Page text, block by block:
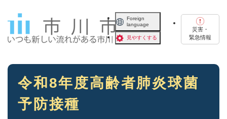
Foreign
language
見やすくする
災害・
緊急情報
本
令和8年度高齢者肺炎球菌
予防接種